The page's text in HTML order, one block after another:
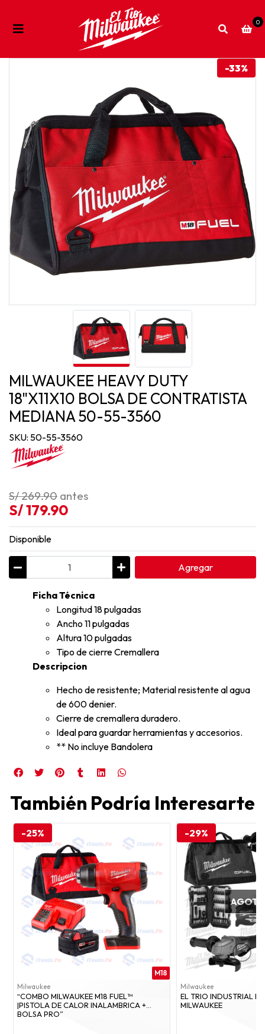
0
-33%
MILWAUKEE HEAVY DUTY
18"X11X10 BOLSA DE CONTRATISTA
MEDIANA 50-55-3560
SKU: 50-55-3560
S/ 269.90 antes
S/ 179.90
Disponible
Agregar
Ficha Técnica
Longitud 18 pulgadas
Ancho 11 pulgadas
Altura 10 pulgadas
Tipo de cierre Cremallera
Descripcion
Hecho de resistente; Material resistente al agua
de 600 denier.
Cierre de cremallera duradero.
Ideal para guardar herramientas y accesorios.
** No incluye Bandolera
También Podría Interesarte
-25%
M18
Milwaukee
“COMBO MILWAUKEE M18 FUEL™
|PISTOLA DE CALOR INALAMBRICA +
BOLSA PRO”
-29%
Milwaukee
EL TRIO INDUSTRIAL
MILWAUKEE